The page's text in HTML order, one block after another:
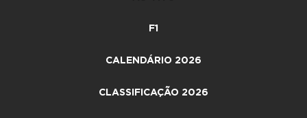
F1
CALENDÁRIO 2026
CLASSIFICAÇÃO 2026